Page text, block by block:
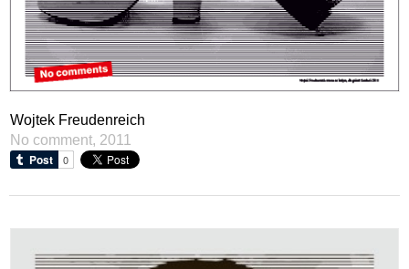
Wojtek Freudenreich
No comment, 2011